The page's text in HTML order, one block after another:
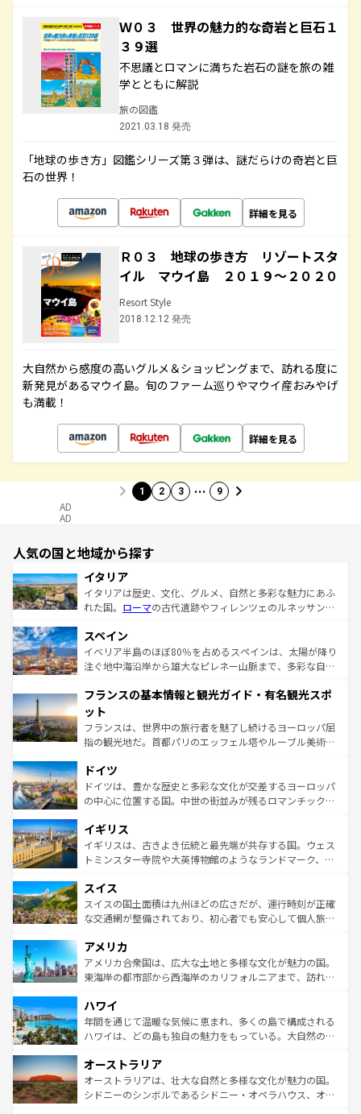
Ｗ０３ 世界の魅力的な奇岩と巨石１
３９選
不思議とロマンに満ちた岩石の謎を旅の雑
学とともに解説
旅の図鑑
2021.03.18 発売
「地球の歩き方」図鑑シリーズ第３弾は、謎だらけの奇岩と巨
石の世界！
詳細を見る
Ｒ０３ 地球の歩き方 リゾートスタ
イル マウイ島 ２０１９～２０２０
Resort Style
2018.12.12 発売
大自然から感度の高いグルメ＆ショッピングまで、訪れる度に
新発見があるマウイ島。旬のファーム巡りやマウイ産おみやげ
も満載！
詳細を見る
1 2 3 … 9
AD
AD
人気の国と地域から探す
イタリア
イタリアは歴史、文化、グルメ、自然と多彩な魅力にあふ
れた国。 ローマの古代遺跡やフィレンツェのルネッサンス
ろん、トスカーナの美しい田園風景やアマルフィ海岸の絶
景など、自然景観も見逃せない。観光の合間には、本場の
ピザやパスタなど、絶品のイタリア料理を堪能することも
ませてくれるイタリアで、忘れられない旅をしてみよう！
なお、新着のイタリア情報は
しい。
スペイン
イベリア半島のほぼ80％を占めるスペインは、太陽が降り
注ぐ地中海沿岸から雄大なピレネー山脈まで、多彩な自然
文化が根付くこの国では、情熱的なフラメンコ、熱気あふ
れる闘牛、そして美味しいタパスが生活の一部となってい
る。首都マドリードの洗練された雰囲気や、バルセロナの
アートに溢れた街角から、地方では古代ローマ遺跡や中世
せる。地方によって風土や気候が異なるスペインはその個
性で訪れる人を魅了する。 なお、新着のスペイン情報は コ
ンテンツ一覧を参照してほしい。
フランスの基本情報と観光ガイド・有名観光スポ
ット
フランスは、世界中の旅行者を魅了し続けるヨーロッパ屈
指の観光地だ。首都パリのエッフェル塔やルーブル美術館
で、幅広い魅力が詰まっている。華麗な宮殿、歴史的な大
聖堂、美しいビーチ、そして豊かな自然が、訪れる者を心
から魅了する。また、フランスは美食の国としても知ら
いる。シャンパンの発祥地であるランス、プロヴァンスの
香り高いラベンダー畑など、多彩な楽しみ方が可能だ。さ
らに、パリ以外の地域にも魅力が溢れており、どの街角に
れる地方に足を運ぶとそれぞれで全く異なる文化を体験で
きるだろう。 なお、新着のフランス情報はコンテンツ一覧
を参照してほしい。
ドイツ
ドイツは、豊かな歴史と多彩な文化が交差するヨーロッパ
の中心に位置する国。中世の街並みが残るロマンチック街
顔を持つこの国は、どこを歩いても飽きることがない。ベ
ルリンの文化的活気、バイエルン州のアルプスの絶景、そ
してライン川沿いのワイン畑といった風景は必見。ビール
は、お酒好きな人にはぜひ体験してほしい。 なお、新着の
ドイツ情報はコンテンツ一覧を参照してほしい。
イギリス
イギリスは、古きよき伝統と最先端が共存する国。ウェス
トミンスター寺院や大英博物館のようなランドマーク、歴
リアごとに異なる魅力がある。また、優雅なアフタヌーン
ティー、ビール好きにはたまらない英国パブ、サッカー観
戦など、本場だからこそできる体験も豊富。イギリスを旅
ンツ一覧を参照してほしい。
スイス
スイスの国土面積は九州ほどの広さだが、運行時刻が正確
な交通網が整備されており、初心者でも安心して個人旅行
の建物がそのまま残る町や、スイスならではのユニークな
博物館もあり、アルプス観光だけでなく町歩きも満喫する
ことができる。国民の所得が高いため物価も高いが、旅行
ば市内交通費無料で観光を楽しむこともできる。 なお、新
着のスイス情報はコンテンツ一覧 を参照してほしい。
アメリカ
アメリカ合衆国は、広大な土地と多様な文化が魅力の国。
東海岸の都市部から西海岸のカリフォルニアまで、訪れる
のような巨大都市は、観光、ショッピング、エンターテイ
ンメントが詰まった刺激的なスポットだ。一方、アメリカ
西部には大自然が広がり、グランドキャニオンやイエロー
部のニューオーリンズでは、音楽と美食が融合した独特の
文化が魅力。旅行者はアメリカの各地域で異なる魅力を楽
しみながら、その多様性と豊かな歴史を感じることができ
ハワイ
年間を通じて温暖な気候に恵まれ、多くの島で構成される
ハワイは、どの島も独自の魅力をもっている。大自然の神
ワイ島は見逃せない。また、定番の観光地といえばオアフ
島だが、静かな自然を求めるならマウイ島やカウアイ島が
おすすめ。エメラルドグリーンに輝く海をはじめ、豊かな
オーストラリア
オーストラリアは、壮大な自然と多様な文化が魅力の国。
シドニーのシンボルであるシドニー・オペラハウス、オー